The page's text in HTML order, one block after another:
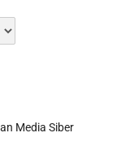
Media Siber